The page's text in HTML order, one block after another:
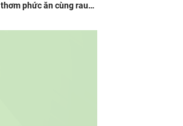
thơm phức ăn cùng rau